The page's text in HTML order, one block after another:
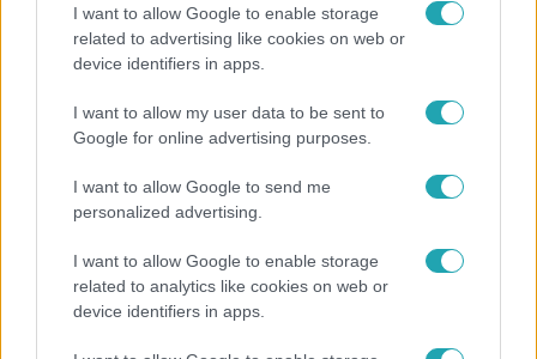
I want to allow Google to enable storage
related to advertising like cookies on web or
device identifiers in apps.
I want to allow my user data to be sent to
Google for online advertising purposes.
I want to allow Google to send me
personalized advertising.
I want to allow Google to enable storage
related to analytics like cookies on web or
device identifiers in apps.
konferenciát a koronavírus miatt
A koronavírus miatt online rendezték meg a legutóbbi
a menedzserek és vezetők számára. Az egyik központi
téma pont az volt, miképpen tud egy cég a jelenlegi
szituációban a legtöbbet kihozni a működéséből. A három
napos előadássorozaton a maguk nemében világklasszis